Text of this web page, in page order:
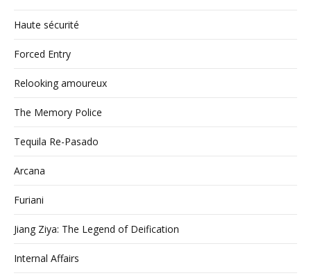
Haute sécurité
Forced Entry
Relooking amoureux
The Memory Police
Tequila Re-Pasado
Arcana
Furiani
Jiang Ziya: The Legend of Deification
Internal Affairs